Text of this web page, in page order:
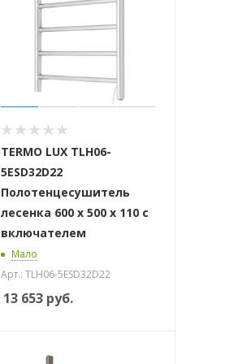
TERMO LUX TLH06-
5ESD32D22
Полотенцесушитель
лесенка 600 х 500 х 110 с
включателем
Мало
Арт.: TLH06-5ESD32D22
13 653руб.